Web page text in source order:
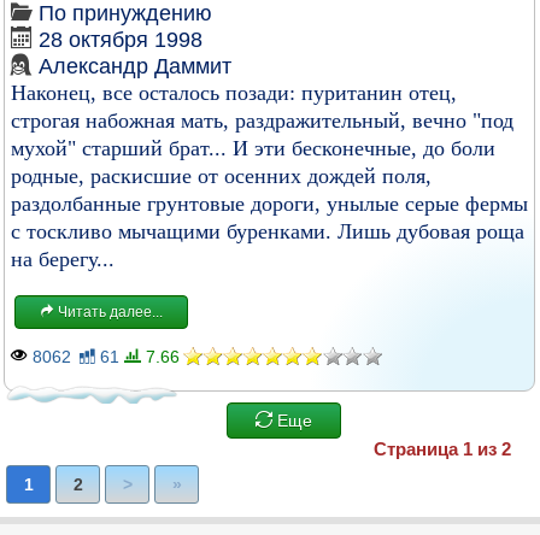
По принуждению
28 октября 1998
Александр Даммит
Наконец, все осталось позади: пуританин отец,
строгая набожная мать, раздражительный, вечно "под
мухой" старший брат... И эти бесконечные, до боли
родные, раскисшие от осенних дождей поля,
раздолбанные грунтовые дороги, унылые серые фермы
с тоскливо мычащими буренками. Лишь дубовая роща
на берегу...
Читать далее...
8062 61 7.66
Еще
Страница 1 из 2
1 2 > »